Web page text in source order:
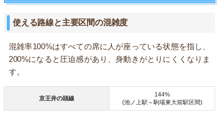
使える路線と主要区間の混雑度
混雑率100%はすべての席に人が座っている状態を指し、
200%になると圧迫感があり、身動きがとりにくくなりま
す。
京王井の頭線
144%
(池ノ上駅～駒場東大前駅区間)